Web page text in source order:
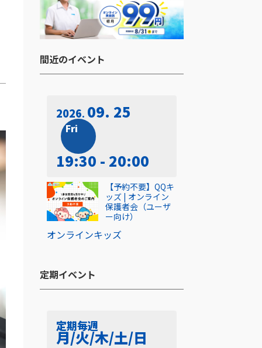
間近のイベント​
2026 09. 25
Fri
19:30 - 20:00
オンラインキッズ
【予約不要】QQキ
ッズ | オンライン
保護者会（ユーザ
ー向け）
定期イベント​
定期毎週
月/火/木/土/日